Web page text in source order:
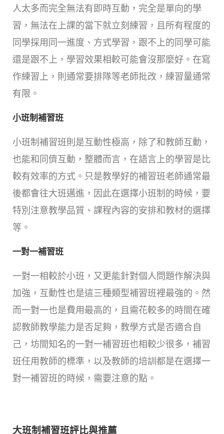
人太多而完全無法有即時互動，完全是單向的學
習，無法在上課的當下就立刻練習，且所有程度的
同學採用同一進度、方式學習，跟不上的同學可能
還是跟不上，學習效果相較可能會沒那麼好。在寫
作練習上，則通常要排隊等老師批改，練習量通常
有限。
小班制補習班
小班制補習班則是互動性極高，除了和教師互動，
也能和同儕互動，整體而言，在語言上的學習是比
較有效率的方式。只是教學好的補習班老師通常最
後都會往大班邁進，因此在選擇小班制的時候，要
特別注意教學品質、課程內容的安排和教材的選擇
等。
一對一補習班
一對一相較於小班，又更能針對個人問題作解決與
加強，互動性也是這三種類型補習班裡最強的。然
而一對一也是費用最高的，且需花較多的時間在確
認教師教學能力是否足夠，教學方式是否適合自
己，坊間知名的一對一補習班也相較少很多，補習
班任用教師的標準，以及教師的培訓都是在選擇一
對一補習班的時候，需要注意的點。
大班制補習班評比與推薦